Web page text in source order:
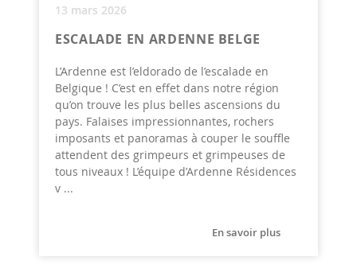
13 mars 2026
ESCALADE EN ARDENNE BELGE
L’Ardenne est l’eldorado de l’escalade en
Belgique ! C’est en effet dans notre région
qu’on trouve les plus belles ascensions du
pays. Falaises impressionnantes, rochers
imposants et panoramas à couper le souffle
attendent des grimpeurs et grimpeuses de
tous niveaux ! L’équipe d’Ardenne Résidences
v ...
En savoir plus